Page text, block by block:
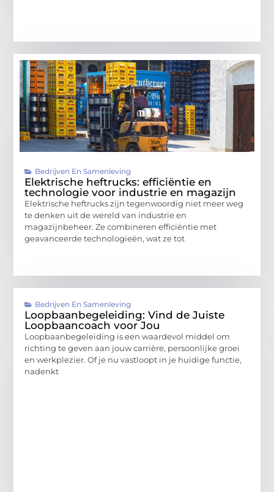
Bedrijven En Samenleving
Elektrische heftrucks: efficiëntie en
technologie voor industrie en magazijn
Elektrische heftrucks zijn tegenwoordig niet meer weg
te denken uit de wereld van industrie en
magazijnbeheer. Ze combineren efficiëntie met
geavanceerde technologieën, wat ze tot
Bedrijven En Samenleving
Loopbaanbegeleiding: Vind de Juiste
Loopbaancoach voor Jou
Loopbaanbegeleiding is een waardevol middel om
richting te geven aan jouw carrière, persoonlijke groei
en werkplezier. Of je nu vastloopt in je huidige functie,
nadenkt